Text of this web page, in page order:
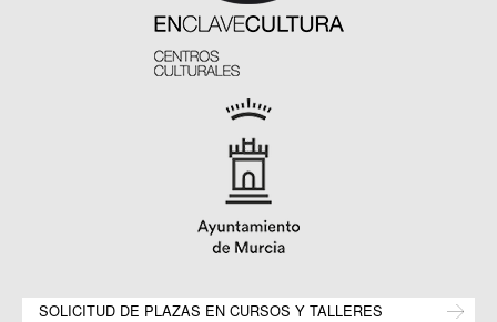
SOLICITUD DE PLAZAS EN CURSOS Y TALLERES